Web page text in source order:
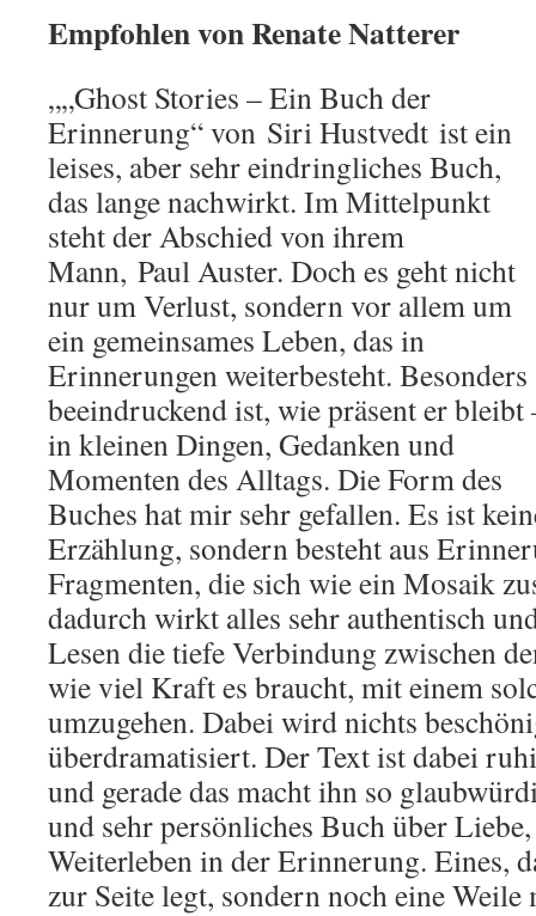
Empfohlen von Renate Natterer
„„Ghost Stories – Ein Buch der
Erinnerung“ von Siri Hustvedt ist ein
leises, aber sehr eindringliches Buch,
das lange nachwirkt. Im Mittelpunkt
steht der Abschied von ihrem
Mann, Paul Auster. Doch es geht nicht
nur um Verlust, sondern vor allem um
ein gemeinsames Leben, das in
Erinnerungen weiterbesteht. Besonders
beeindruckend ist, wie präsent er bleibt
in kleinen Dingen, Gedanken und
Momenten des Alltags. Die Form des
Buches hat mir sehr gefallen. Es ist
Erzählung, sondern besteht aus
Fragmenten, die sich wie ein Mosaik
dadurch wirkt alles sehr authentisch
Lesen die tiefe Verbindung zwischen
wie viel Kraft es braucht, mit einem
umzugehen. Dabei wird nichts
überdramatisiert. Der Text ist dabei
und gerade das macht ihn so
und sehr persönliches Buch über
Weiterleben in der Erinnerung. Eines,
zur Seite legt, sondern noch eine Weile